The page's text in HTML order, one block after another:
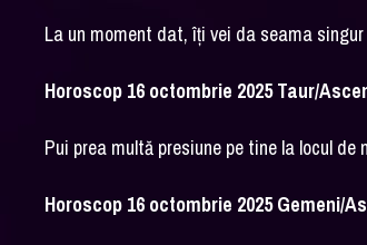
La un moment dat, îți vei da seama
Horoscop 16 octombrie 2025 Taur/
Pui prea multă presiune pe tine la locul
Horoscop 16 octombrie 2025 Gemeni/